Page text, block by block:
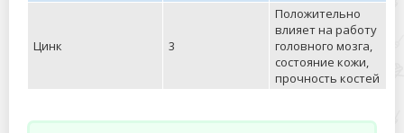
Цинк 3
Положительно
влияет на работу
головного мозга,
состояние кожи,
прочность костей